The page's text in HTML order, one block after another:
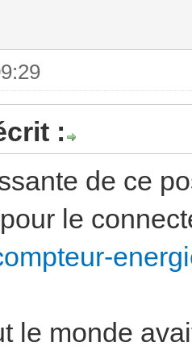
:
de ce
le
le monde